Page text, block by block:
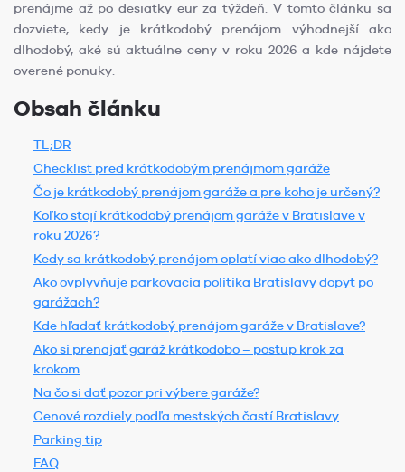
prenájme až po desiatky eur za týždeň. V tomto článku sa
dozviete, kedy je krátkodobý prenájom výhodnejší ako
dlhodobý, aké sú aktuálne ceny v roku 2026 a kde nájdete
overené ponuky.
Obsah článku
TL;DR
Checklist pred krátkodobým prenájmom garáže
Čo je krátkodobý prenájom garáže a pre koho je určený?
Koľko stojí krátkodobý prenájom garáže v Bratislave v
roku 2026?
Kedy sa krátkodobý prenájom oplatí viac ako dlhodobý?
Ako ovplyvňuje parkovacia politika Bratislavy dopyt po
garážach?
Kde hľadať krátkodobý prenájom garáže v Bratislave?
Ako si prenajať garáž krátkodobo – postup krok za
krokom
Na čo si dať pozor pri výbere garáže?
Cenové rozdiely podľa mestských častí Bratislavy
Parking tip
FAQ